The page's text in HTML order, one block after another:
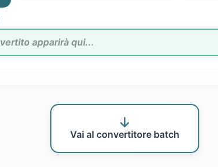
Vai al convertitore batch